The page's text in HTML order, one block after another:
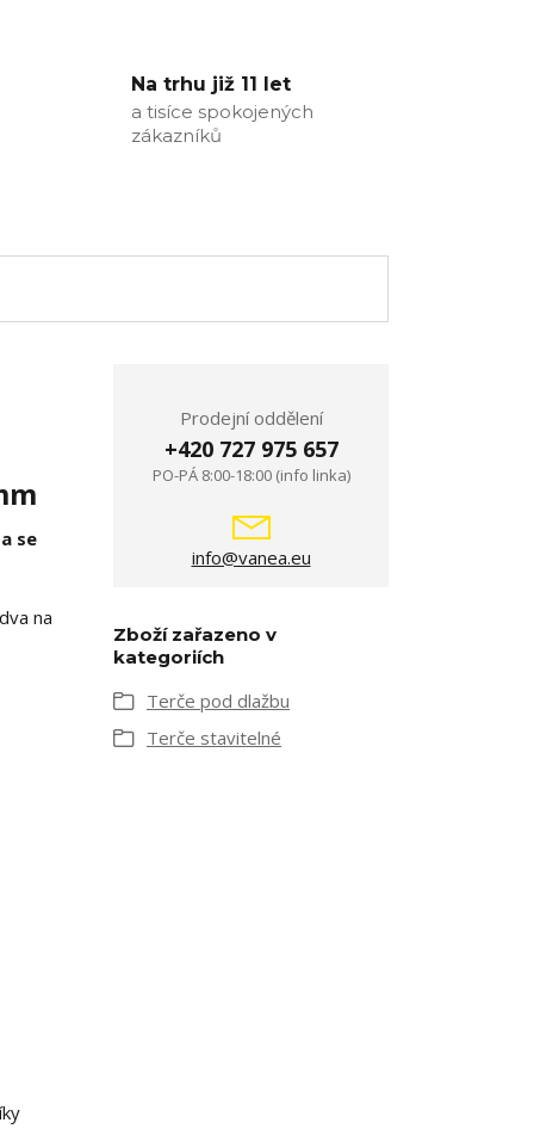
Na trhu již 11 let
a tisíce spokojených
zákazníků
se
na
Prodejní oddělení
+420 727 975 657
PO-PÁ 8:00-18:00 (info linka)
info@vanea.eu
Zboží zařazeno v
kategoriích
Terče pod dlažbu
Terče stavitelné